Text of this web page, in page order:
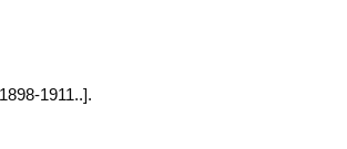
1911..].